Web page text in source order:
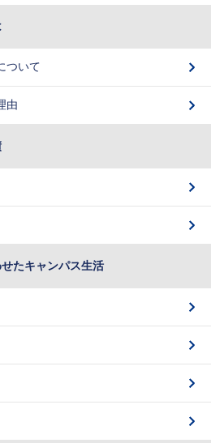
ついて
由
たキャンパス生活